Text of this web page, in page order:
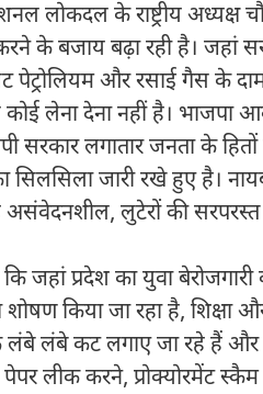
लोकदल के राष्ट्रीय अध्यक्ष
के बजाय बढ़ा रही है। जहां
पेट्रोलियम और रसाई गैस के
कोई लेना देना नहीं है।
सरकार लगातार जनता के
जारी रखे हुए है।
असंवेदनशील, लुटेरों की
जहां प्रदेश का युवा
किया जा रहा है, शिक्षा
लंबे लंबे कट लगाए जा रहे हैं और
पेपर लीक करने, प्रोक्योरमेंट